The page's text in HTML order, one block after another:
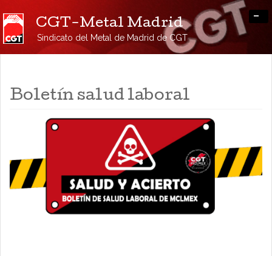
CGT-Metal Madrid
Sindicato del Metal de Madrid de CGT
-
Boletín salud laboral